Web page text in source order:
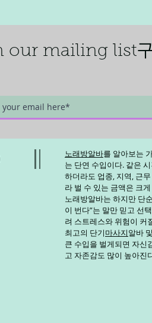
our mailing list구
노래방알바를 알아보는
는 단연 수입이다. 같은
하더라도 업종, 지역, 근
라 벌 수 있는 금액은 크
노래방알바는 하지만 단
이 번다”는 말만 믿고 선
려 스트레스와 위험이 커
최고의 단기마사지알바
큰 수입을 벌게되면 자신
고 자존감도 많이 높아진